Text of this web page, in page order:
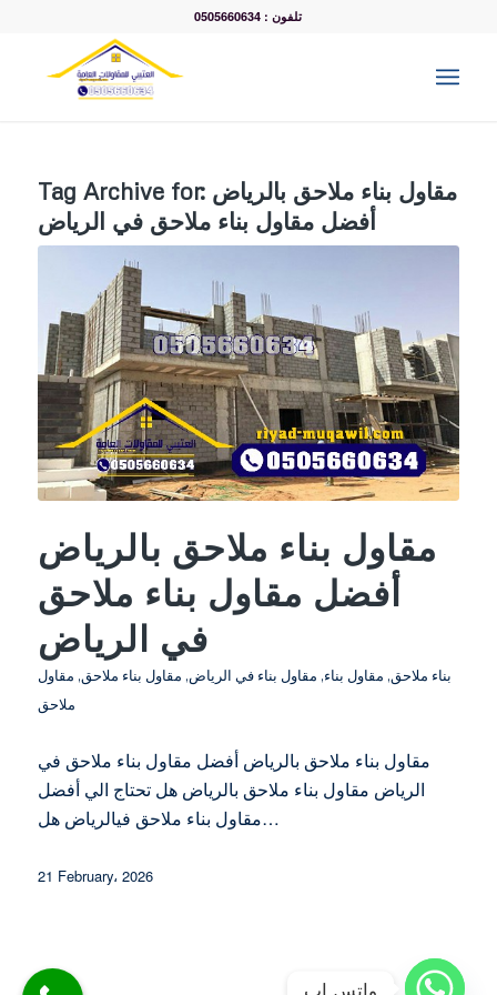
تلفون : 0505660634
Tag Archive for: مقاول بناء ملاحق بالرياض
أفضل مقاول بناء ملاحق في الرياض
مقاول بناء ملاحق بالرياض
أفضل مقاول بناء ملاحق
في الرياض
بناء ملاحق, مقاول بناء, مقاول بناء في الرياض, مقاول بناء ملاحق, مقاول
ملاحق
مقاول بناء ملاحق بالرياض أفضل مقاول بناء ملاحق في
الرياض مقاول بناء ملاحق بالرياض هل تحتاج الي أفضل
مقاول بناء ملاحق فيالرياض هل…
21 February، 2026
واتس اب